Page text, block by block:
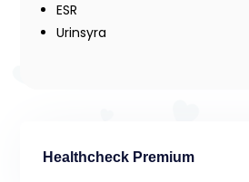
ESR
Urinsyra
Healthcheck Premium